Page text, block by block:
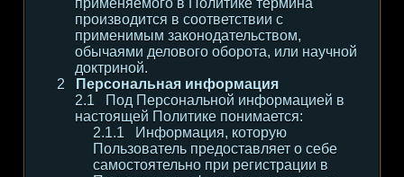
применяемого в Политике термина
производится в соответствии с
применимым законодательством,
обычаями делового оборота, или научной
доктриной.
Персональная информация
Под Персональной информацией в
настоящей Политике понимается:
Информация, которую
Пользователь предоставляет о себе
самостоятельно при регистрации в